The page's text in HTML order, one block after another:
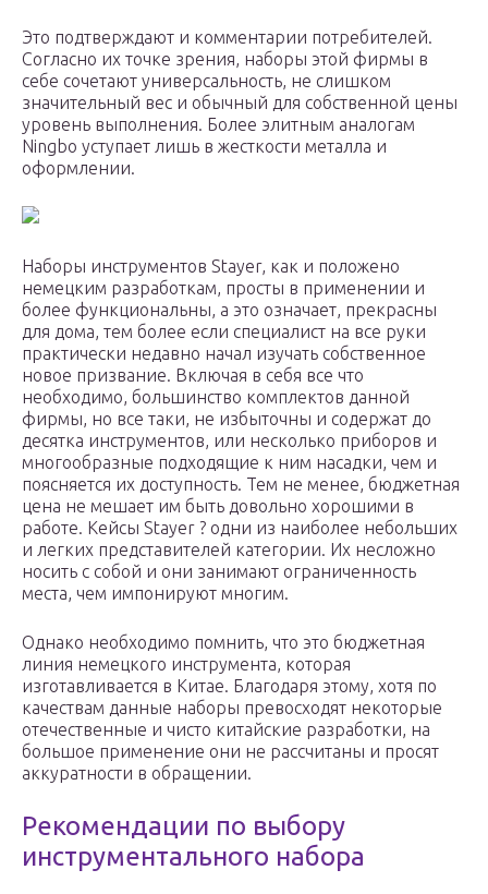
Это подтверждают и комментарии потребителей.
Согласно их точке зрения, наборы этой фирмы в
себе сочетают универсальность, не слишком
значительный вес и обычный для собственной цены
уровень выполнения. Более элитным аналогам
Ningbo уступает лишь в жесткости металла и
оформлении.
Наборы инструментов Stayer, как и положено
немецким разработкам, просты в применении и
более функциональны, а это означает, прекрасны
для дома, тем более если специалист на все руки
практически недавно начал изучать собственное
новое призвание. Включая в себя все что
необходимо, большинство комплектов данной
фирмы, но все таки, не избыточны и содержат до
десятка инструментов, или несколько приборов и
многообразные подходящие к ним насадки, чем и
поясняется их доступность. Тем не менее, бюджетная
цена не мешает им быть довольно хорошими в
работе. Кейсы Stayer ? одни из наиболее небольших
и легких представителей категории. Их несложно
носить с собой и они занимают ограниченность
места, чем импонируют многим.
Однако необходимо помнить, что это бюджетная
линия немецкого инструмента, которая
изготавливается в Китае. Благодаря этому, хотя по
качествам данные наборы превосходят некоторые
отечественные и чисто китайские разработки, на
большое применение они не рассчитаны и просят
аккуратности в обращении.
Рекомендации по выбору
инструментального набора